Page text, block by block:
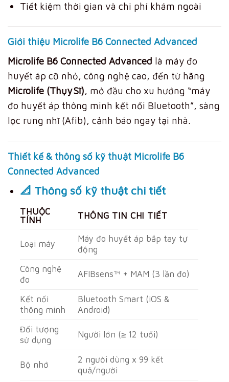
Tiết kiệm thời gian và chi phí khám ngoài
Giới thiệu Microlife B6 Connected Advanced
Microlife B6 Connected Advanced là máy đo
huyết áp cỡ nhỏ, công nghệ cao, đến từ hãng
Microlife (Thụy Sĩ), mở đầu cho xu hướng “máy
đo huyết áp thông minh kết nối Bluetooth”, sàng
lọc rung nhĩ (Afib), cảnh báo ngay tại nhà.
Thiết kế & thông số kỹ thuật Microlife B6
Connected Advanced
📐 Thông số kỹ thuật chi tiết
THUỘC
TÍNH
THÔNG TIN CHI TIẾT
Loại máy
Máy đo huyết áp bắp tay tự
động
Công nghệ
đo
AFIBsens™ + MAM (3 lần đo)
Kết nối
thông minh
Bluetooth Smart (iOS &
Android)
Đối tượng
sử dụng
Người lớn (≥ 12 tuổi)
Bộ nhớ
2 người dùng x 99 kết
quả/người